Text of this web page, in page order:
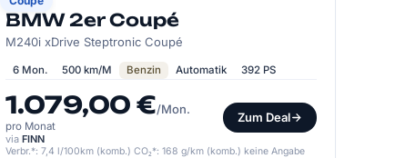
BMW 2er Coupé
M240i xDrive Steptronic Coupé
6 Mon. 500 km/M Benzin Automatik 392 PS
1.079,00 €/Mon.
pro Monat
Zum Deal
via FINN
Verbr.*: 7,4 l/100km (komb.) CO₂*: 168 g/km (komb.) keine Angabe